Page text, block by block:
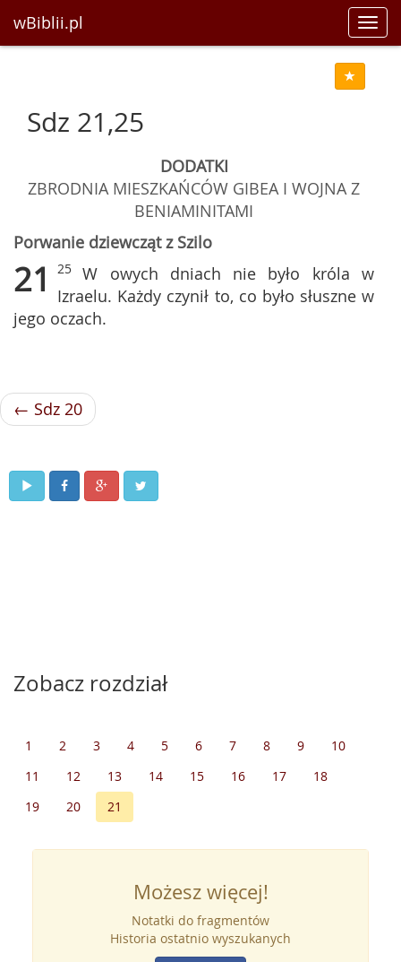
wBiblii.pl
Sdz 21,25
DODATKI
ZBRODNIA MIESZKAŃCÓW GIBEA I WOJNA Z
BENIAMINITAMI
Porwanie dziewcząt z Szilo
21 25W owych dniach nie było króla w
Izraelu. Każdy czynił to, co było słuszne w
jego oczach.
← Sdz 20
Zobacz rozdział
1 2 3 4 5 6 7 8 9
10
11
12 13 14 15 16 17
18
19
20 21
Możesz więcej!
Notatki do fragmentów
Historia ostatnio wyszukanych